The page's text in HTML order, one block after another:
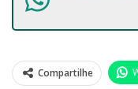
Compartilhe